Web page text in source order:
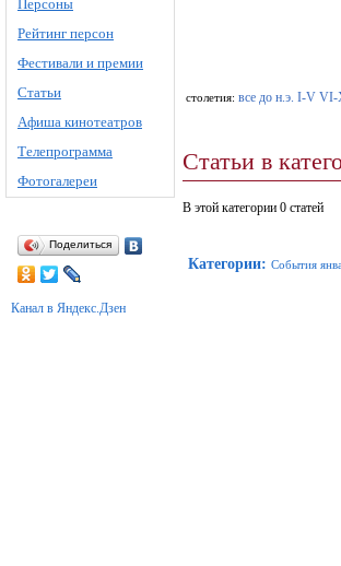
Персоны
Рейтинг персон
Фестивали и премии
Статьи
Афиша кинотеатров
Телепрограмма
Фотогалереи
Поделиться
Канал в Яндекс.Дзен
столетия: все до н.э. I-V VI-
Статьи в
В этой категории 0 статей
Категории: События